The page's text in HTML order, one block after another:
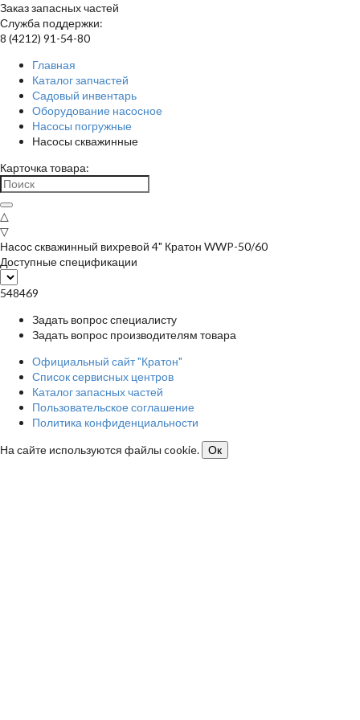
Заказ запасных частей
Служба поддержки:
8 (4212) 91-54-80
Главная
Каталог запчастей
Садовый инвентарь
Оборудование насосное
Насосы погружные
Насосы скважинные
Карточка товара:
△
▽
Насос скважинный вихревой 4" Кратон WWP-50/60
Доступные спецификации
548469
Задать вопрос специалисту
Задать вопрос производителям товара
Официальный сайт "Кратон"
Список сервисных центров
Каталог запасных частей
Пользовательское соглашение
Политика конфиденциальности
На сайте используются файлы cookie.
Ок